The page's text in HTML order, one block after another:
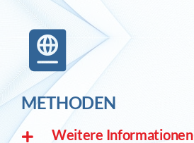
METHODEN
Weitere Informationen